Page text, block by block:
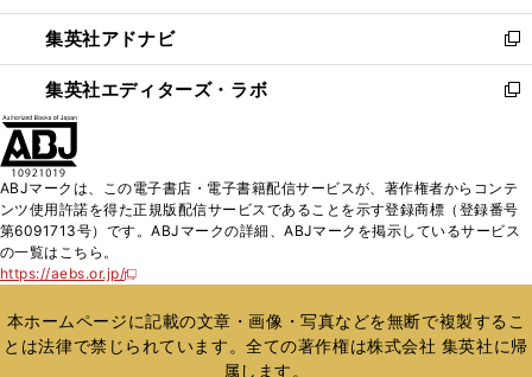
開
く
ウ
で
開
く
ン
ド
ウ
で
ウ
ィ
ン
ド
く
集英社アドナビ
新
し
い
ド
ウ
で
集英社エディターズ・ラボ
新
ィ
ン
ド
開
く
ABJマークは、この電子書店・電子書籍配信サービスが、著作権者からコンテ
ンツ使用許諾を得た正規版配信サービスであることを示す登録商標（登録番号
第6091713号）です。ABJマークの詳細、ABJマークを掲示しているサービス
の一覧はこちら。
https://aebs.or.jp/
新
い
ウ
ィ
本ホームページに記載の文章・画像・写真などを無断で複製するこ
とは法律で禁じられています。全ての著作権は株式会社 集英社に帰
属します。